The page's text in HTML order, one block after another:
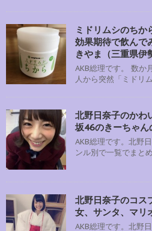
ミドリムシのちか
効果期待で飲んで
きやま（三重県伊
AKB総理です。 数か
人から突然「ミドリ
北野日奈子のかわ
坂46のきーちゃん
AKB総理です。北野
ンル別で一覧でまと
北野日奈子のコス
女、サンタ、マリ
AKB総理です。北野